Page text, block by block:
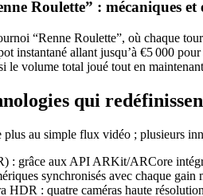
Roulette” : mécaniques et
“Renne Roulette”, où chaque
instantané allant jusqu’à €5 000
le volume total joué tout en
qui
plus au simple flux vidéo ; plusieurs
: grâce aux API ARKit/ARCore
synchronisés avec chaque gain
HDR : quatre caméras haute